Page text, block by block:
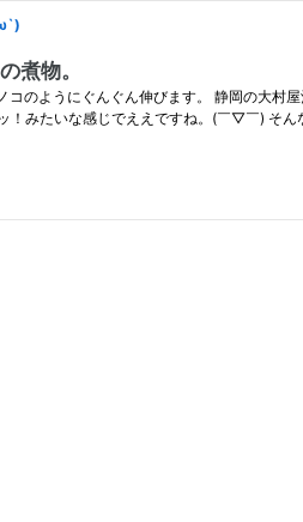
煮物。
のようにぐんぐん伸びます。 静岡の大
！みたいな感じでええですね。(￣▽￣) そん